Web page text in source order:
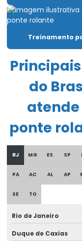
Célula carga industrial
Célula de carga para
Chave fim de curso
Compra De Carro
Comprar Talha Fixa
Comprar Talha Nova
Corrente Para Talha
Cortina de cabo
Curso De Reciclagem
Discos de freios
Distribuidor
Empresa
Treinamento
do
atende
ponte
RJ MG ES SP
PA AC AL AP
SE TO
Rio de Janeiro
Duque de Caxias